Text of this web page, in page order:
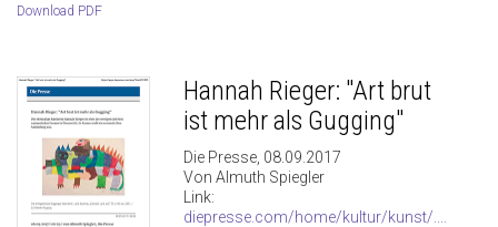
Download PDF
Hannah Rieger: "Art brut
ist mehr als Gugging"
Die Presse, 08.09.2017
Von Almuth Spiegler
Link:
diepresse.com/home/kultur/kunst/....